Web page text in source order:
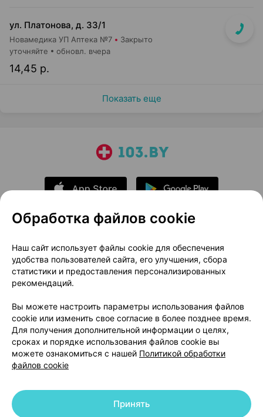
ул. Платонова, д. 33/1
Новамедика УП Аптека №7 Закрыто
14,45 р.
уточняйте обновл. вчера
Показать еще
О проекте
Новости проекта
Размещение рекламы
Медицинский маркетинг
Публичный договор
Доставка
Способы оплаты
Вакансии
Партнеры
Написать руководителю 103.by
Написать в поддержку
Персональные настройки Cookie
© 2026 ООО «Артокс Лаб», УНП 191700409 | 220012, Республика Беларусь,
Обработка файлов cookie
Наш сайт использует файлы cookie для обеспечения
удобства пользователей сайта, его улучшения, сбора
статистики и предоставления персонализированных
рекомендаций.
Вы можете настроить параметры использования файлов
cookie или изменить свое согласие в более позднее время.
Для получения дополнительной информации о целях,
сроках и порядке использования файлов cookie вы
можете ознакомиться с нашей Политикой обработки
файлов cookie
Принять